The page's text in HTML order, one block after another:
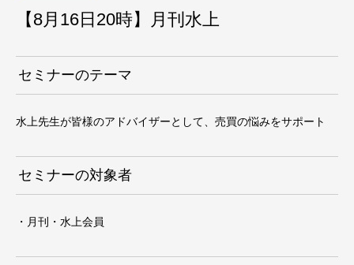
【8月16日20時】月刊水上
セミナーのテーマ
水上先生が皆様のアドバイザーとして、売買の悩みをサポート
セミナーの対象者
・月刊・水上会員